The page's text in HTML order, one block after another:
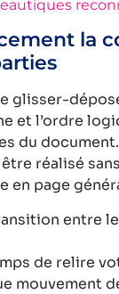
la
glisser-
et l’ordre
du
réalisé
en page
entre
de relire
mouvement